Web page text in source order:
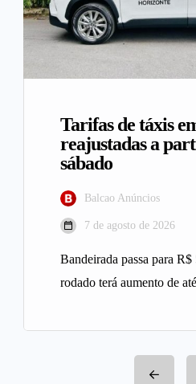
Tarifas de táxis
reajustadas a
sábado
Balcao Anúncios
7 de agosto de 2026
Bandeirada passa para
rodado terá aumento de